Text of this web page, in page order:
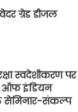
ग्रेड डीजल
स्वदेशीकरण पर
ऑफ इंडियन
सेमिनार-संकल्प